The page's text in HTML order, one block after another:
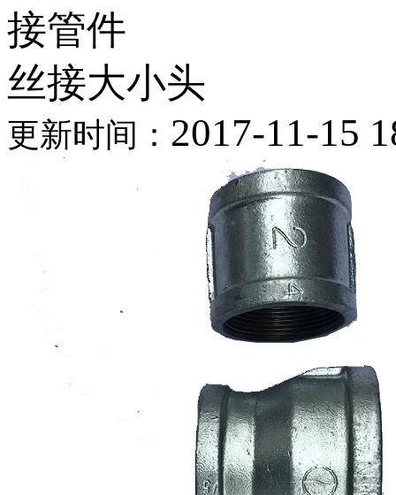
接管件
丝接大小头
更新时间： 2017-11-15